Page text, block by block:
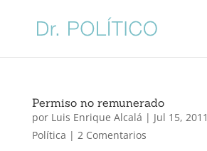
Permiso no remunerado
por Luis Enrique Alcalá | Jul 15, 2011
Política | 2 Comentarios